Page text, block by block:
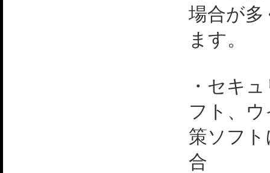
場合が
ます。
・セキ
フト、
策ソフ
合